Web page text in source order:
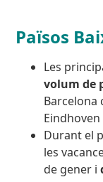
Països
Les
volum de
Durant el
les
de gener i